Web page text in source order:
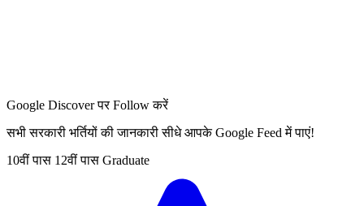
Google Discover पर Follow करें
सभी सरकारी भर्तियों की जानकारी सीधे आपके Google Feed में पाएं!
10वीं पास 12वीं पास Graduate